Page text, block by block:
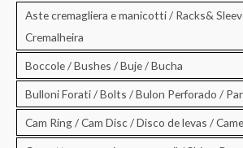
Aste cremagliera e manicotti / Racks&
Cremalheira
Boccole / Bushes / Buje / Bucha
Bulloni Forati / Bolts / Bulon Perforado /
Cam Ring / Cam Disc / Disco de levas /